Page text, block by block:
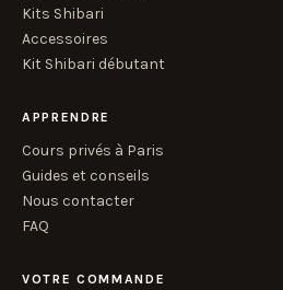
Kits Shibari
Accessoires
Kit Shibari débutant
APPRENDRE
Cours privés à Paris
Guides et conseils
Nous contacter
FAQ
VOTRE COMMANDE